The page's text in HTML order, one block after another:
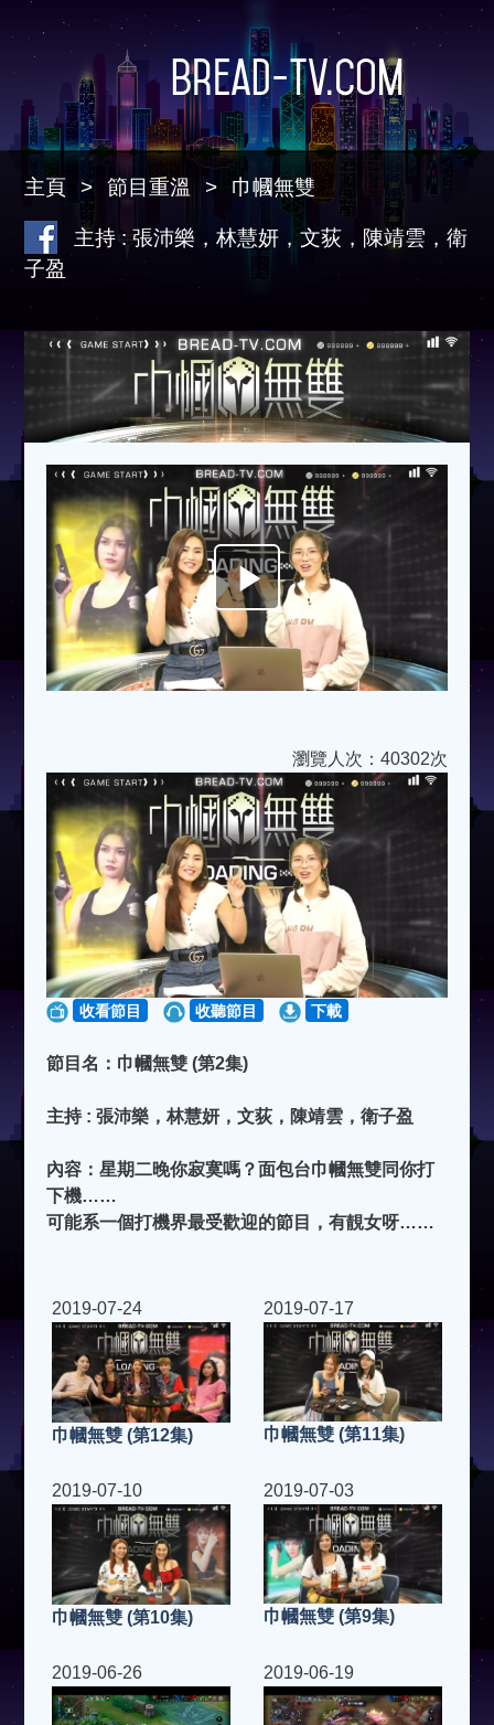
Bread-TV.com
主頁 節目重溫 巾幗無雙
主持 : 張沛樂，林慧妍，文荻，陳靖雲，衛
子盈
Play
Video
瀏覽人次：40302次
收看節目 收聽節目 下載
節目名：巾幗無雙 (第2集)
主持 : 張沛樂，林慧妍，文荻，陳靖雲，衛子盈
內容：星期二晚你寂寞嗎？面包台巾幗無雙同你打
下機……
可能系一個打機界最受歡迎的節目，有靚女呀……
2019-07-24
巾幗無雙 (第12集)
2019-07-17
巾幗無雙 (第11集)
2019-07-10
巾幗無雙 (第10集)
2019-07-03
巾幗無雙 (第9集)
2019-06-26 2019-06-19